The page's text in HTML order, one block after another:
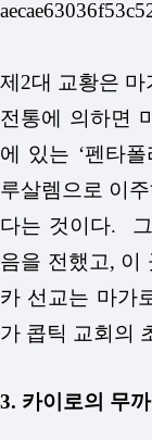
제2대 교황은 마
전통에 의하면
에 있는 ‘펜타
루살렘으로 이
다는 것이다. 그
음을 전했고, 이
카 선교는 마가
가 콥틱 교회의
3. 카이로의 무